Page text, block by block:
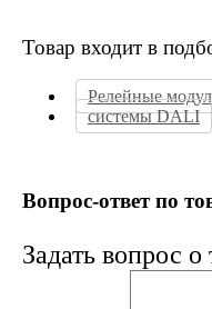
Товар входит в
Релейные
cистемы DALI
Вопрос-ответ по
Задать вопрос о